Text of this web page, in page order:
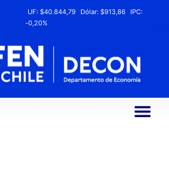
UF:$40.844,79 Dólar:$913,86
IPC:
-0,20%